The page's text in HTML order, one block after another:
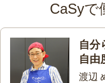
CaSyで
自分
自由
渡辺